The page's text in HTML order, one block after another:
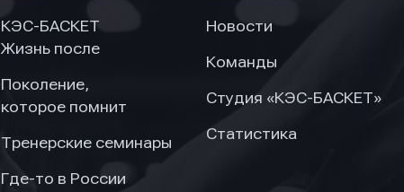
КЭС-БАСКЕТ
Жизнь после
Поколение,
которое помнит
Тренерские семинары
Где-то в России
Новости
Команды
Студия «КЭС-БАСКЕТ»
Статистика